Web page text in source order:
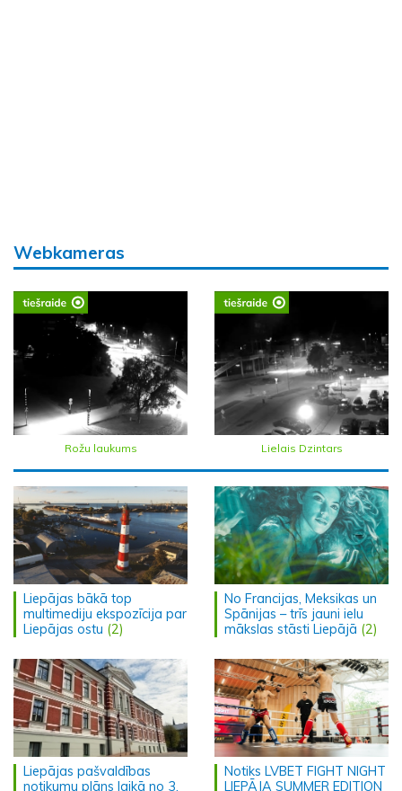
Webkameras
Rožu laukums Lielais Dzintars
Liepājas bākā top
multimediju ekspozīcija par
Liepājas ostu (2)
No Francijas, Meksikas un
Spānijas – trīs jauni ielu
mākslas stāsti Liepājā (2)
Liepājas pašvaldības
notikumu plāns laikā no 3.
Notiks LVBET FIGHT NIGHT
LIEPĀJA SUMMER EDITION